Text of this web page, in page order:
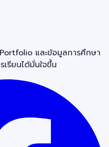
และข้อมูลการศึกษา
รียนได้มั่นใจขึ้น